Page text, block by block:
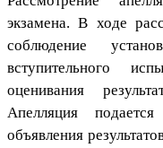
экзамена. В ходе
соблюдение
вступительного
оценивания
Апелляция
объявления